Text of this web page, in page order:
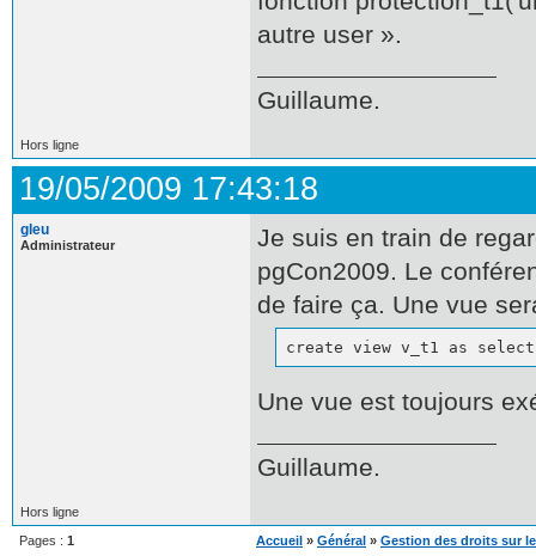
autre user ».
Guillaume.
Hors ligne
19/05/2009 17:43:18
gleu
Administrateur
Je suis en train de
pgCon2009. Le
de faire ça. Une vue
create view v_t1 as
Une vue est toujours
Guillaume.
Hors ligne
Pages : 1 Accueil » Général » Gestion des droits sur